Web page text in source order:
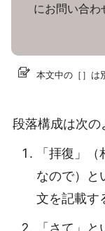
にお問い合わ
本文中の［］は
段落構成は次の
「拝復」
なので）と
文を記載す
「さて」